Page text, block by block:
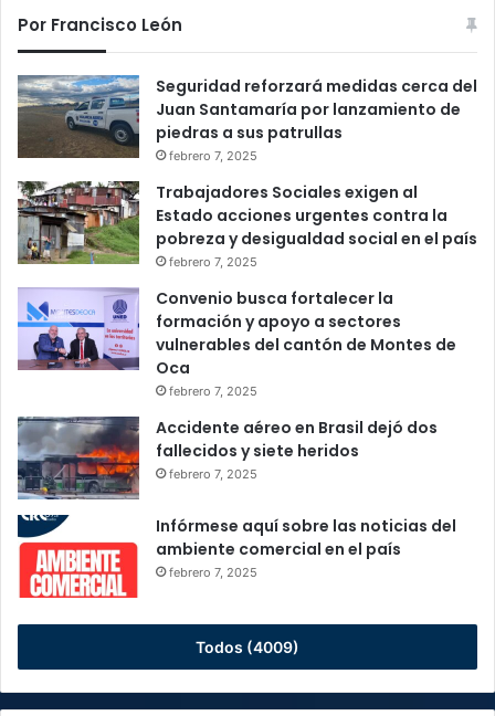
Por Francisco León
Seguridad reforzará medidas cerca del
Juan Santamaría por lanzamiento de
piedras a sus patrullas
febrero 7, 2025
Trabajadores Sociales exigen al
Estado acciones urgentes contra la
pobreza y desigualdad social en el país
febrero 7, 2025
Convenio busca fortalecer la
formación y apoyo a sectores
vulnerables del cantón de Montes de
Oca
febrero 7, 2025
Accidente aéreo en Brasil dejó dos
fallecidos y siete heridos
febrero 7, 2025
Infórmese aquí sobre las noticias del
ambiente comercial en el país
febrero 7, 2025
Todos (4009)